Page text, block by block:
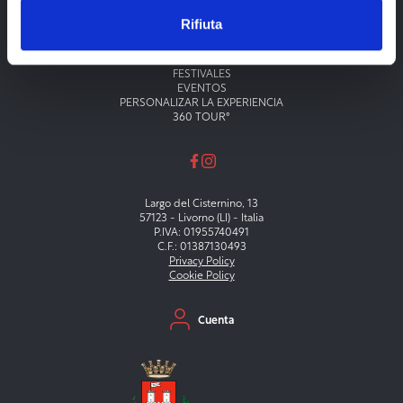
Rifiuta
Menu principale
FESTIVALES
EVENTOS
PERSONALIZAR LA EXPERIENCIA
360 TOUR°
Largo del Cisternino, 13
57123 - Livorno (LI) - Italia
P.IVA: 01955740491
C.F.: 01387130493
Privacy Policy
Cookie Policy
Menu secondario
Cuenta